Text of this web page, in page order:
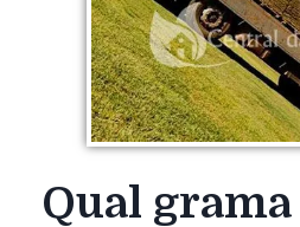
Qual grama